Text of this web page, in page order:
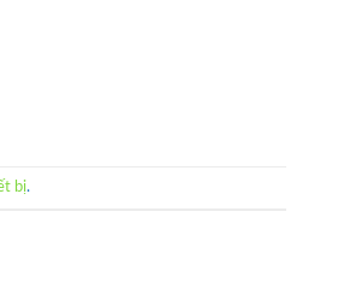
bị.